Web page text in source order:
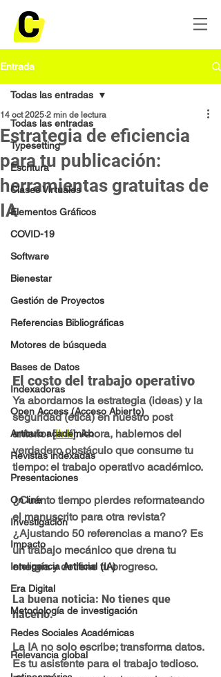
Entrada
Todas las entradas
Typesetting
Escritura
Clases Virtuales
Elementos Gráficos
COVID-19
Software
Bienestar
Gestión de Proyectos
Referencias Bibliográficas
Motores de búsqueda
Bases de Datos
Indexadoras
Open Access (Acceso Abierto)
Artículo académico
Revistas indexadas
Presentaciones
On line
Investigación
Impacto
Inteligencia Artificial (IA)
Era Digital
Metodología de investigación
Redes Sociales Académicas
Relevancia global
Todas las entradas
Estrategia de eficiencia
para tu publicación:
herramientas gratuitas de
IA
14 oct 2025 2 min de lectura
El costo del trabajo operativo
Ya abordamos la estrategia (ideas) y la
seguridad (ética) en nuestro post
anterior [link]. Ahora, hablemos del
verdadero obstáculo que consume tu
tiempo: el trabajo operativo académico.
¿Cuánto tiempo pierdes reformateando
el manuscrito para otra revista?
¿Ajustando 50 referencias a mano? Es
un trabajo mecánico que drena tu
energía y detiene tu progreso.
La buena noticia: No tienes que
hacerlo.
La IA no solo escribe; transforma datos.
Es tu asistente para el trabajo tedioso.